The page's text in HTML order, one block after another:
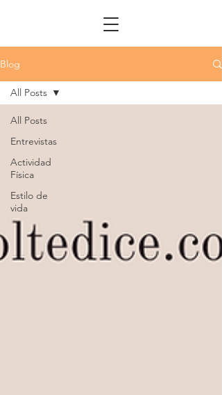
Blog
All Posts
Entrevistas
Actividad
Física
Estilo de
vida
All Posts